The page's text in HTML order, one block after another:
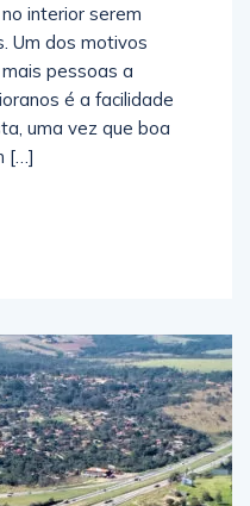
interior serem
Um dos motivos
pessoas a
é a facilidade
uma vez que boa
[…]